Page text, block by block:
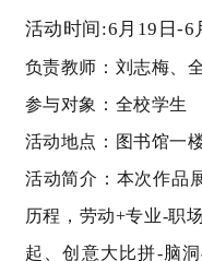
活动时间:6 月 19 日-6
负责教师：刘志梅、
参与对象：全校学生
活动地点：图书馆一
活动简介：本次作品
历程，劳动+专业-职
起、创意大比拼-脑